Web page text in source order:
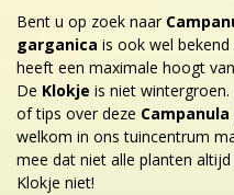
Bent u op zoek naar
garganica is ook wel bekend
heeft een maximale hoogt
De Klokje is niet
of tips over deze
welkom in ons tuincentrum
mee dat niet alle planten
Klokje niet!